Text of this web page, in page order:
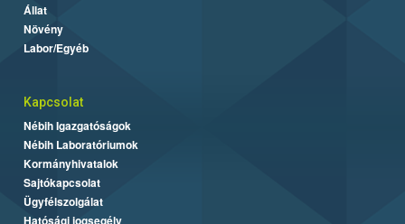
Állat
Növény
Labor/Egyéb
Kapcsolat
Nébih Igazgatóságok
Nébih Laboratóriumok
Kormányhivatalok
Sajtókapcsolat
Ügyfélszolgálat
Hatósági jogsegély